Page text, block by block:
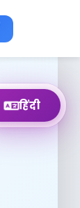
हिंदी